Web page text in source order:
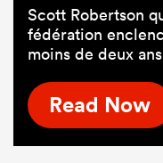
Scott Robertson
fédération
moins de deux
Read Now